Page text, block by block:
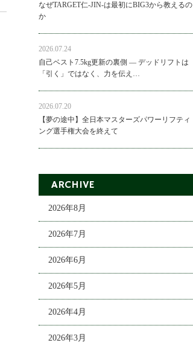
なぜTARGET仁-JIN-は最初にBIG3から教えるの
か
2026.07.24
自己ベスト7.5kg更新の裏側 ― デッドリフトは
「引く」ではなく、力を伝え…
2026.07.20
【夢の途中】全日本マスターズパワーリフティ
ング選手権大会を終えて
ARCHIVE
2026年8月
2026年7月
2026年6月
2026年5月
2026年4月
2026年3月